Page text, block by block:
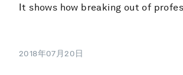
It shows how breaking out of
2018年07月20日